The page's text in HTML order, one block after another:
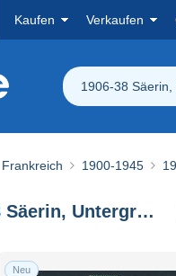
Kaufen Verkaufen
1906-38
Frankreich 1900-1945
1906-38 Säerin, Untergrund glatt
Neu